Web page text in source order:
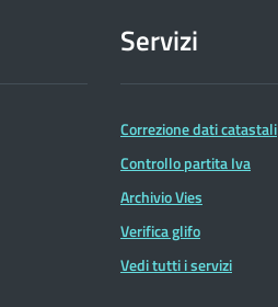
Servizi
Correzione dati catastali
Controllo partita Iva
Archivio Vies
Verifica glifo
Vedi tutti i servizi